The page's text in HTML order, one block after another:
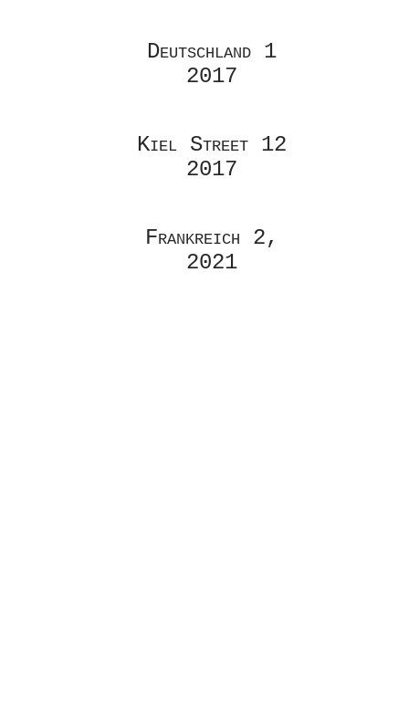
Deutschland 1
2017
Kiel Street 12
2017
Frankreich 2,
2021